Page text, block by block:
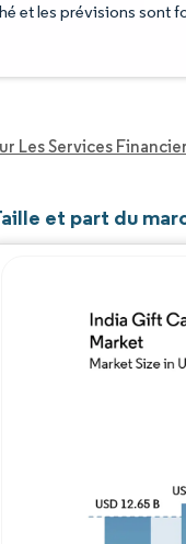
et les prévisions sont
Les Services
et part du